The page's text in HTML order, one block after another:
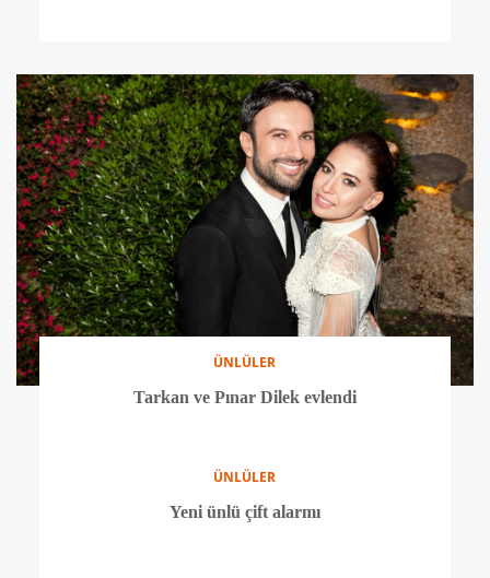
ÜNLÜLER
Tarkan ve Pınar Dilek evlendi